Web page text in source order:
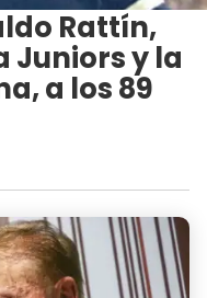
Rattín,
Juniors y la
a los 89